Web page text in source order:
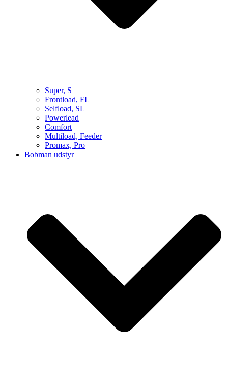
Super, S
Frontload, FL
Selfload, SL
Powerlead
Comfort
Multiload, Feeder
Promax, Pro
Bobman udstyr